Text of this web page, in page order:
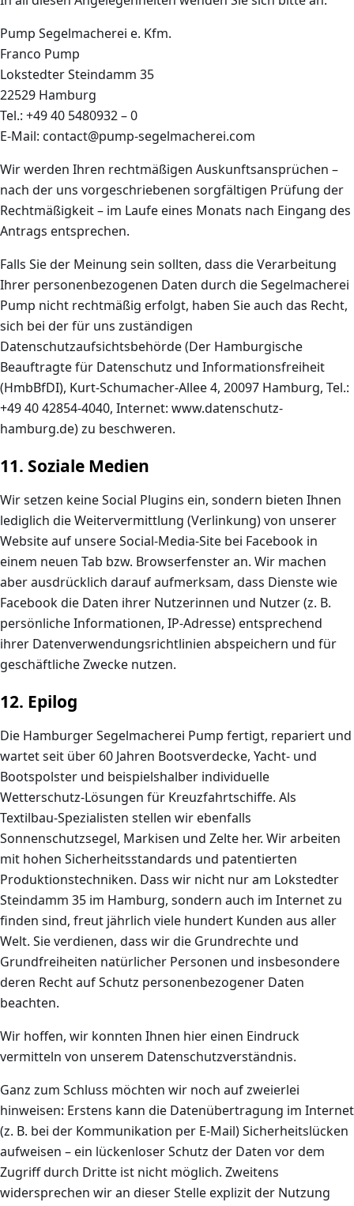
Pump Segelmacherei e. Kfm.
Franco Pump
Lokstedter Steindamm 35
22529 Hamburg
Tel.: +49 40 5480932 – 0
E-Mail: contact@pump-segelmacherei.com
Wir werden Ihren rechtmäßigen Auskunftsansprüchen –
nach der uns vorgeschriebenen sorgfältigen Prüfung der
Rechtmäßigkeit – im Laufe eines Monats nach Eingang des
Antrags entsprechen.
Falls Sie der Meinung sein sollten, dass die Verarbeitung
Ihrer personenbezogenen Daten durch die Segelmacherei
Pump nicht rechtmäßig erfolgt, haben Sie auch das Recht,
sich bei der für uns zuständigen
Datenschutzaufsichtsbehörde (Der Hamburgische
Beauftragte für Datenschutz und Informationsfreiheit
(HmbBfDI), Kurt-Schumacher-Allee 4, 20097 Hamburg, Tel.:
+49 40 42854-4040, Internet: www.datenschutz-
hamburg.de) zu beschweren.
11. Soziale Medien
Wir setzen keine Social Plugins ein, sondern bieten Ihnen
lediglich die Weitervermittlung (Verlinkung) von unserer
Website auf unsere Social-Media-Site bei Facebook in
einem neuen Tab bzw. Browserfenster an. Wir machen
aber ausdrücklich darauf aufmerksam, dass Dienste wie
Facebook die Daten ihrer Nutzerinnen und Nutzer (z. B.
persönliche Informationen, IP-Adresse) entsprechend
ihrer Datenverwendungsrichtlinien abspeichern und für
geschäftliche Zwecke nutzen.
12. Epilog
Die Hamburger Segelmacherei Pump fertigt, repariert und
wartet seit über 60 Jahren Bootsverdecke, Yacht- und
Bootspolster und beispielshalber individuelle
Wetterschutz-Lösungen für Kreuzfahrtschiffe. Als
Textilbau-Spezialisten stellen wir ebenfalls
Sonnenschutzsegel, Markisen und Zelte her. Wir arbeiten
mit hohen Sicherheitsstandards und patentierten
Produktionstechniken. Dass wir nicht nur am Lokstedter
Steindamm 35 im Hamburg, sondern auch im Internet zu
finden sind, freut jährlich viele hundert Kunden aus aller
Welt. Sie verdienen, dass wir die Grundrechte und
Grundfreiheiten natürlicher Personen und insbesondere
deren Recht auf Schutz personenbezogener Daten
beachten.
Wir hoffen, wir konnten Ihnen hier einen Eindruck
vermitteln von unserem Datenschutzverständnis.
Ganz zum Schluss möchten wir noch auf zweierlei
hinweisen: Erstens kann die Datenübertragung im Internet
(z. B. bei der Kommunikation per E-Mail) Sicherheitslücken
aufweisen – ein lückenloser Schutz der Daten vor dem
Zugriff durch Dritte ist nicht möglich. Zweitens
widersprechen wir an dieser Stelle explizit der Nutzung